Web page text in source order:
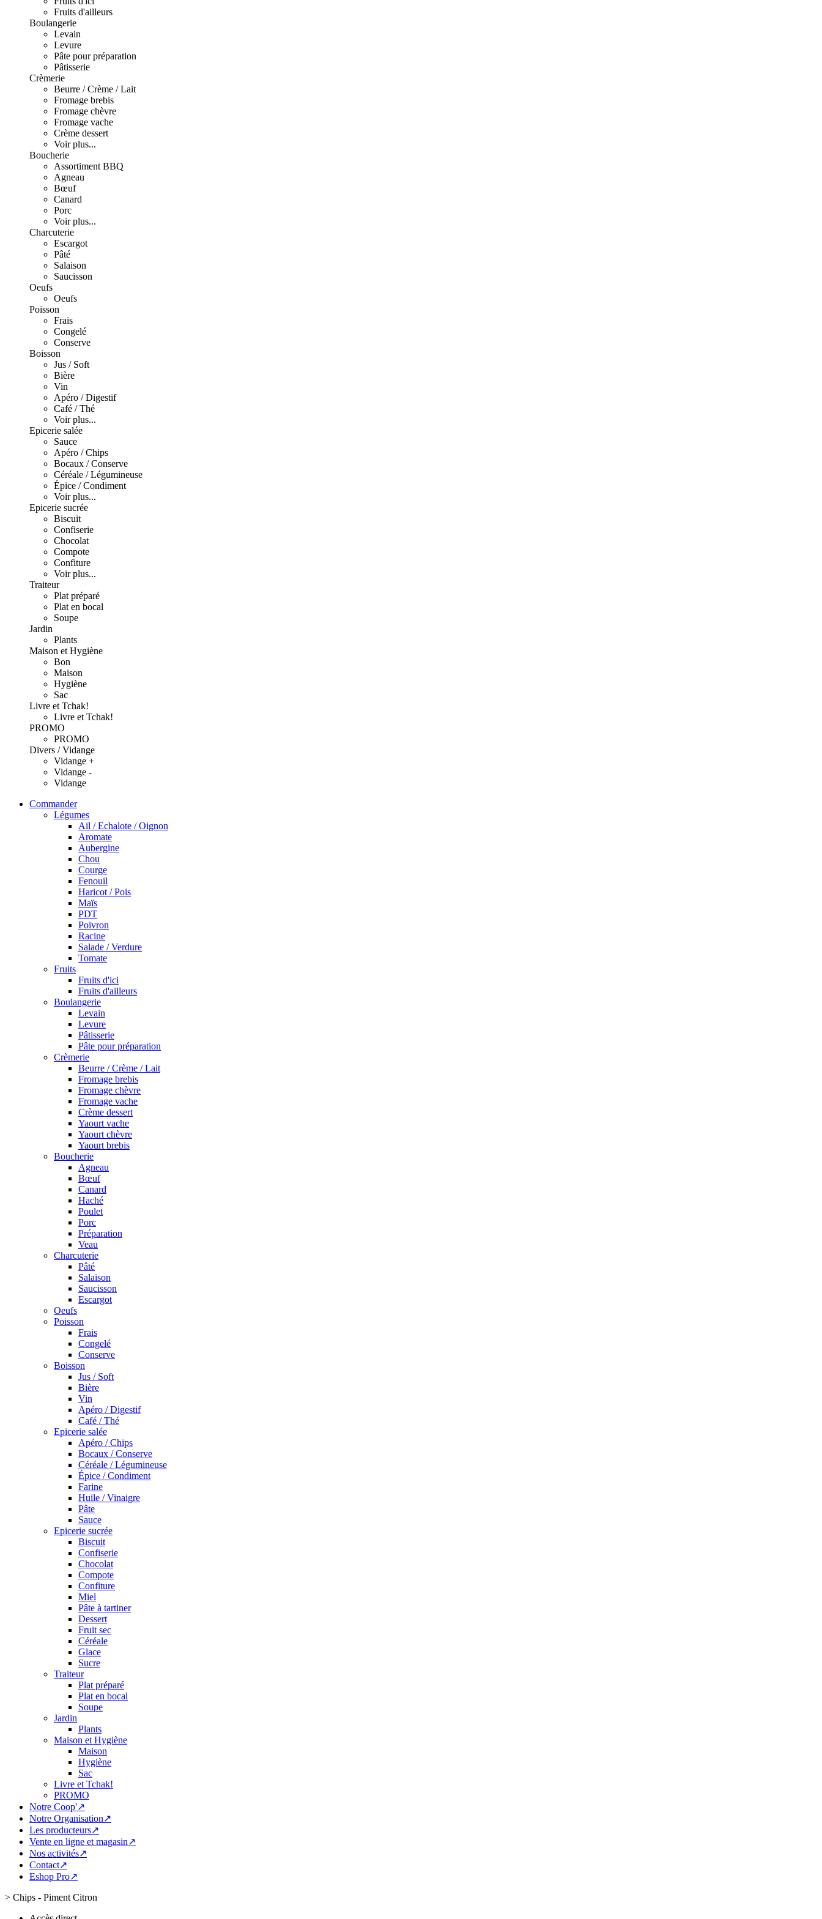
Fruits d'ailleurs
Boulangerie
Levain
Levure
Pâte pour préparation
Pâtisserie
Crèmerie
Beurre / Crème / Lait
Fromage brebis
Fromage chèvre
Fromage vache
Crème dessert
Voir plus...
Boucherie
Assortiment BBQ
Agneau
Bœuf
Canard
Porc
Voir plus...
Charcuterie
Escargot
Pâté
Salaison
Saucisson
Oeufs
Oeufs
Poisson
Frais
Congelé
Conserve
Boisson
Jus / Soft
Bière
Vin
Apéro / Digestif
Café / Thé
Voir plus...
Epicerie salée
Sauce
Apéro / Chips
Bocaux / Conserve
Céréale / Légumineuse
Épice / Condiment
Voir plus...
Epicerie sucrée
Biscuit
Confiserie
Chocolat
Compote
Confiture
Voir plus...
Traiteur
Plat préparé
Plat en bocal
Soupe
Jardin
Plants
Maison et Hygiène
Bon
Maison
Hygiène
Sac
Livre et Tchak!
Livre et Tchak!
PROMO
PROMO
Divers / Vidange
Vidange +
Vidange -
Vidange
Commander
Légumes
Ail / Echalote / Oignon
Aromate
Aubergine
Chou
Courge
Fenouil
Haricot / Pois
Maïs
PDT
Poivron
Racine
Salade / Verdure
Tomate
Fruits
Fruits d'ici
Fruits d'ailleurs
Boulangerie
Levain
Levure
Pâtisserie
Pâte pour préparation
Crèmerie
Beurre / Crème / Lait
Fromage brebis
Fromage chèvre
Fromage vache
Crème dessert
Yaourt vache
Yaourt chèvre
Yaourt brebis
Boucherie
Agneau
Bœuf
Canard
Haché
Poulet
Porc
Préparation
Veau
Charcuterie
Pâté
Salaison
Saucisson
Escargot
Oeufs
Poisson
Frais
Congelé
Conserve
Boisson
Jus / Soft
Bière
Vin
Apéro / Digestif
Café / Thé
Epicerie salée
Apéro / Chips
Bocaux / Conserve
Céréale / Légumineuse
Épice / Condiment
Farine
Huile / Vinaigre
Pâte
Sauce
Epicerie sucrée
Biscuit
Confiserie
Chocolat
Compote
Confiture
Miel
Pâte à tartiner
Dessert
Fruit sec
Céréale
Glace
Sucre
Traiteur
Plat préparé
Plat en bocal
Soupe
Jardin
Plants
Maison et Hygiène
Maison
Hygiène
Sac
Livre et Tchak!
PROMO
Notre Coop'↗
Notre Organisation↗
Les producteurs↗
Vente en ligne et magasin↗
Nos activités↗
Contact↗
Eshop Pro↗
> Chips - Piment Citron